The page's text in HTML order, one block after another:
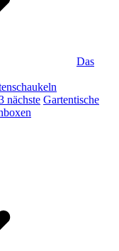
Das
nächste Gartentische